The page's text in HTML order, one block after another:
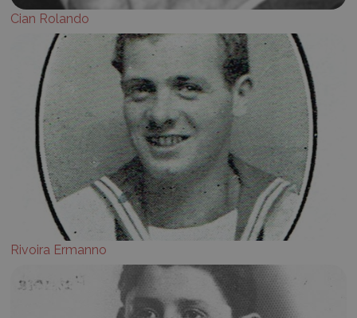
Cian Rolando
Rivoira Ermanno